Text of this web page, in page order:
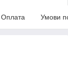
Оплата Умови